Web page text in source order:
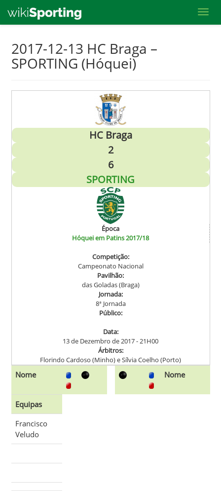
main
2017-12-13 HC Braga –
SPORTING (Hóquei)
HC Braga
2
6
SPORTING
Época
Hóquei em Patins 2017/18
Competição:
Campeonato Nacional
Pavilhão:
das Goladas (Braga)
Jornada:
8ª Jornada
Público:
Data:
13 de Dezembro de 2017 - 21H00
Árbitros:
Florindo Cardoso (Minho) e Sílvia Coelho (Porto)
Nome Nome
Equipas
Francisco
Veludo